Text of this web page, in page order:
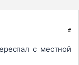
#
с местной